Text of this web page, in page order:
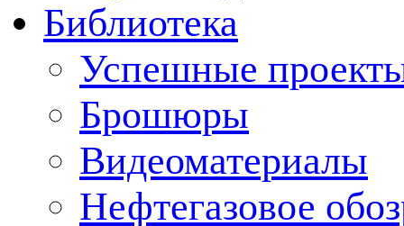
Библиотека
Успешные
Брошюры
Видеоматериалы
Нефтегазовое